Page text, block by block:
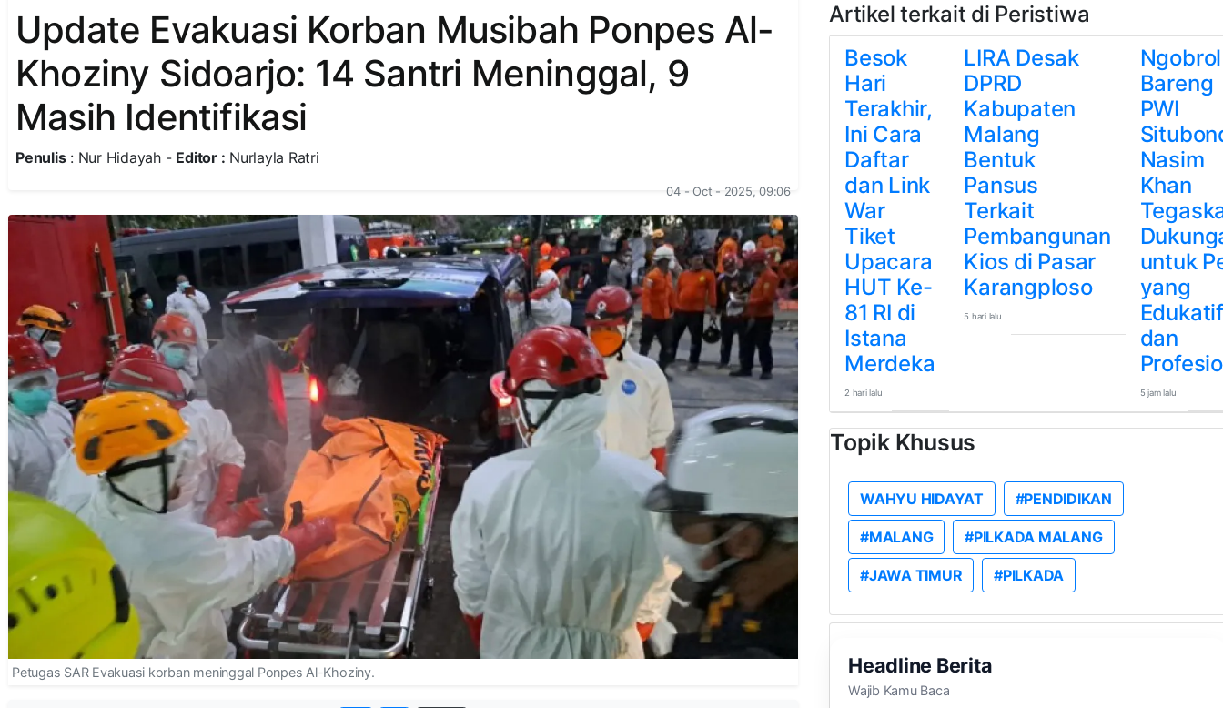
Update Evakuasi Korban Musibah Ponpes Al-
Khoziny Sidoarjo: 14 Santri Meninggal, 9
Masih Identifikasi
Penulis: Nur Hidayah - Editor : Nurlayla Ratri
04 - Oct - 2025, 09:06
Petugas SAR Evakuasi korban meninggal Ponpes Al-Khoziny.
Artikel terkait di Peristiwa
Besok
Hari
Terakhir,
Ini Cara
Daftar
dan Link
War
Tiket
Upacara
HUT Ke-
81 RI di
Istana
Merdeka
2 hari lalu
LIRA Desak
DPRD
Kabupaten
Malang
Bentuk
Pansus
Terkait
Pembangunan
Kios di Pasar
Karangploso
5 hari lalu
Ngobrol
Bareng
PWI
Nasim
Khan
untuk
yang
Edukatif
dan
5 jam lalu
Topik Khusus
WAHYU HIDAYAT #PENDIDIKAN
#MALANG #PILKADA MALANG
#JAWA TIMUR #PILKADA
Headline Berita
Wajib Kamu Baca